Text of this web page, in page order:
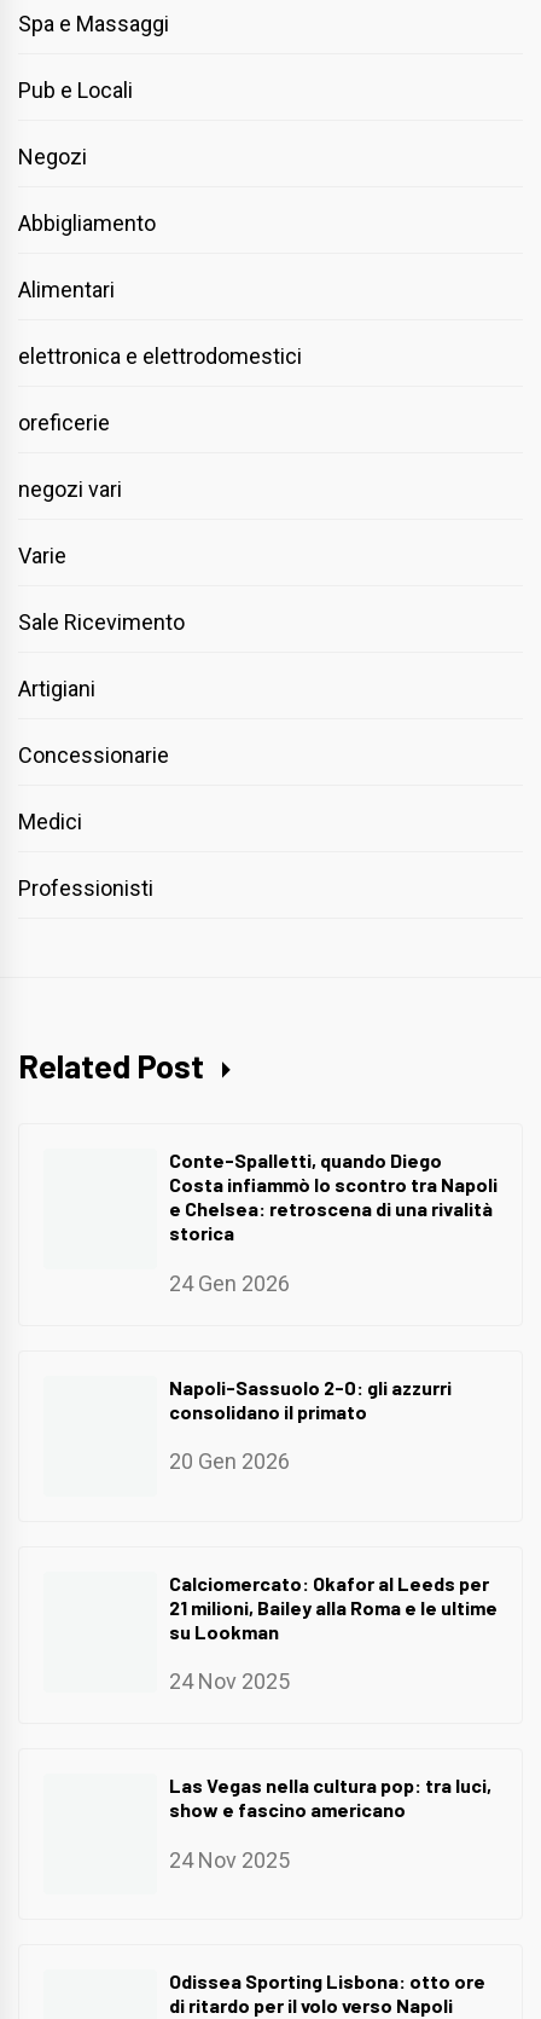
Spa e Massaggi
Pub e Locali
Negozi
Abbigliamento
Alimentari
elettronica e elettrodomestici
oreficerie
negozi vari
Varie
Sale Ricevimento
Artigiani
Concessionarie
Medici
Professionisti
Related Post
Conte-Spalletti, quando Diego
Costa infiammò lo scontro tra Napoli
e Chelsea: retroscena di una rivalità
storica
24 Gen 2026
Napoli-Sassuolo 2-0: gli azzurri
consolidano il primato
20 Gen 2026
Calciomercato: Okafor al Leeds per
21 milioni, Bailey alla Roma e le ultime
su Lookman
24 Nov 2025
Las Vegas nella cultura pop: tra luci,
show e fascino americano
24 Nov 2025
Odissea Sporting Lisbona: otto ore
di ritardo per il volo verso Napoli